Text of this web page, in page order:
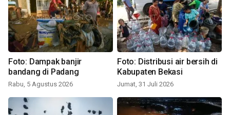
Foto: Dampak banjir
bandang di Padang
Rabu, 5 Agustus 2026
Foto: Distribusi air bersih di
Kabupaten Bekasi
Jumat, 31 Juli 2026